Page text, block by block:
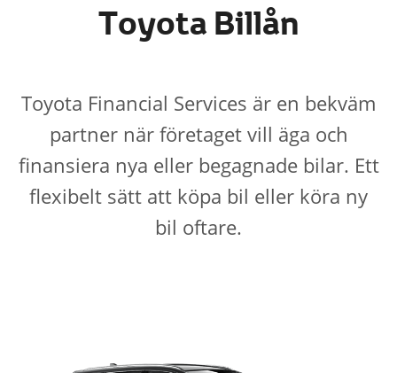
Toyota Billån
Toyota Financial Services är en bekväm
partner när företaget vill äga och
finansiera nya eller begagnade bilar. Ett
flexibelt sätt att köpa bil eller köra ny
bil oftare.